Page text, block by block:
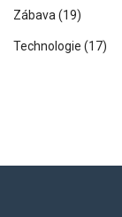
Zábava(19)
Technologie (17)